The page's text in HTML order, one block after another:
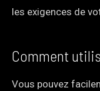
les exigences de
Comment
Vous pouvez